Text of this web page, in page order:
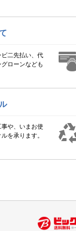
二先払い、代
ローンなども
や、いまお使
を承ります。